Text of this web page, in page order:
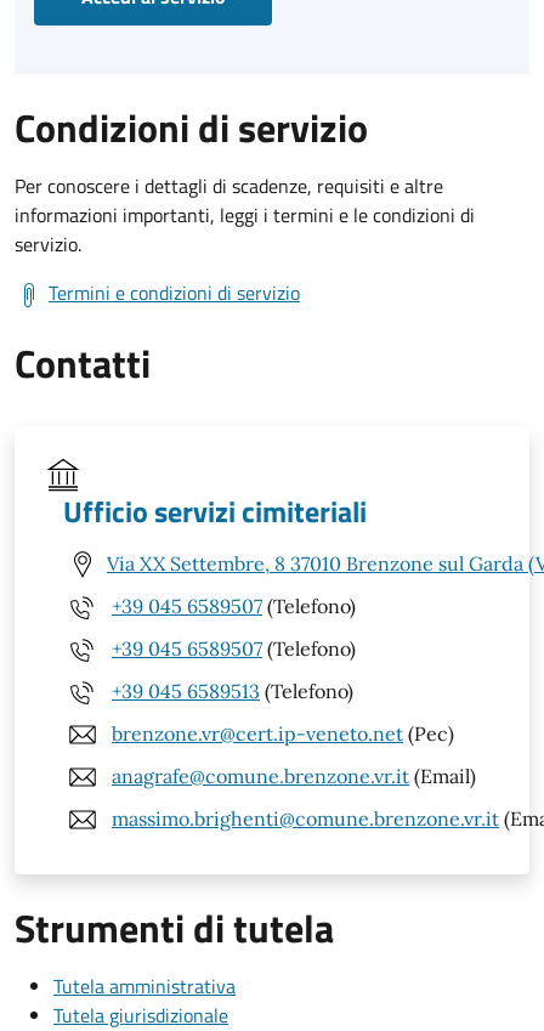
Condizioni di servizio
Per conoscere i dettagli di scadenze, requisiti e altre
informazioni importanti, leggi i termini e le condizioni di
servizio.
Termini e condizioni di servizio
Contatti
Ufficio servizi cimiteriali
Via XX Settembre, 8 37010 Brenzone sul Garda
+39 045 6589507 (Telefono)
+39 045 6589507 (Telefono)
+39 045 6589513 (Telefono)
brenzone.vr@cert.ip-veneto.net (Pec)
anagrafe@comune.brenzone.vr.it (Email)
massimo.brighenti@comune.brenzone.vr.it
Strumenti di tutela
Tutela amministrativa
Tutela giurisdizionale